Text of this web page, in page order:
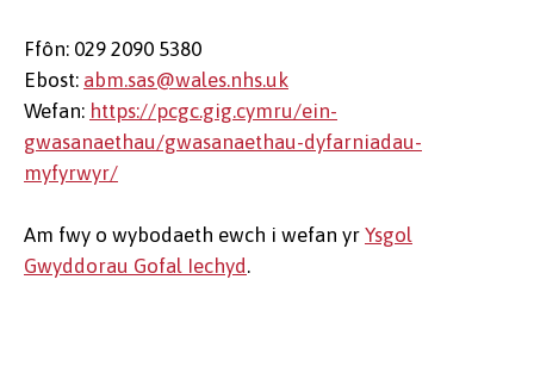
Ffôn: 029 2090 5380
Ebost: abm.sas@wales.nhs.uk
Wefan: https://pcgc.gig.cymru/ein-
gwasanaethau/gwasanaethau-dyfarniadau-
myfyrwyr/
Am fwy o wybodaeth ewch i wefan yr Ysgol
Gwyddorau Gofal Iechyd .